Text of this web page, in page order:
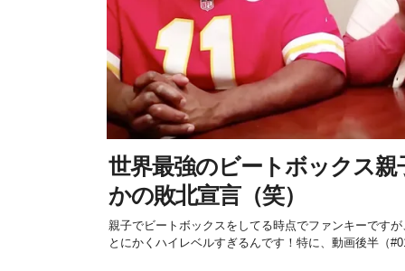
世界最強のビートボックス親
かの敗北宣言（笑）
親子でビートボックスをしてる時点でファンキーです
とにかくハイレベルすぎるんです！特に、動画後半（